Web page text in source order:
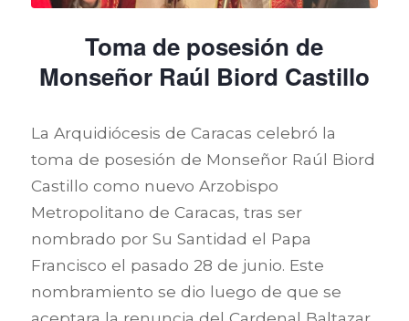
Toma de posesión de
Monseñor Raúl Biord Castillo
La Arquidiócesis de Caracas celebró la
toma de posesión de Monseñor Raúl Biord
Castillo como nuevo Arzobispo
Metropolitano de Caracas, tras ser
nombrado por Su Santidad el Papa
Francisco el pasado 28 de junio. Este
nombramiento se dio luego de que se